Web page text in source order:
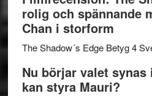
rolig och spännande
Chan i storform
The Shadow´s Edge Betyg 4
Nu börjar valet synas
kan styra Mauri?